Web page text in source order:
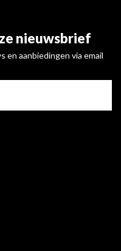
nieuwsbrief
en aanbiedingen via email